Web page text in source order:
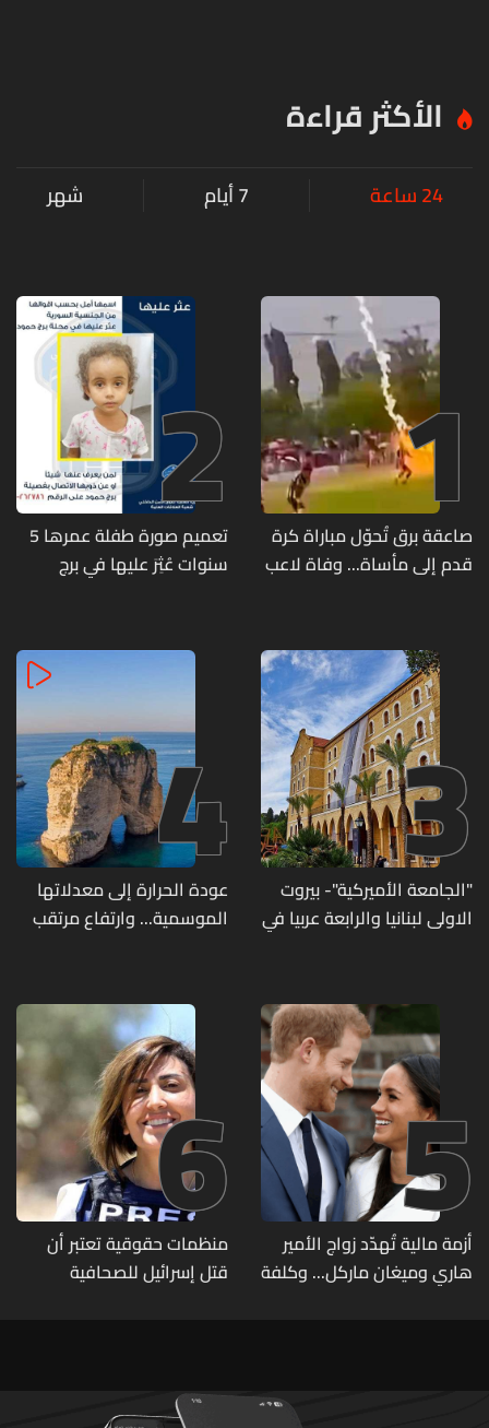
الأكثر قراءة
24 ساعة 7 أيام شهر
1
صاعقة برق تُحوّل مباراة كرة
قدم إلى مأساة... وفاة لاعب
2
تعميم صورة طفلة عمرها 5
سنوات عُثِرَ عليها في برج
3
"الجامعة الأميركية"- بيروت
الاولى لبنانيا والرابعة عربيا في
4
عودة الحرارة إلى معدلاتها
الموسمية... وارتفاع مرتقب
5
أزمة مالية تُهدّد زواج الأمير
هاري وميغان ماركل... وكلفة
6
منظمات حقوقية تعتبر أن
قتل إسرائيل للصحافية